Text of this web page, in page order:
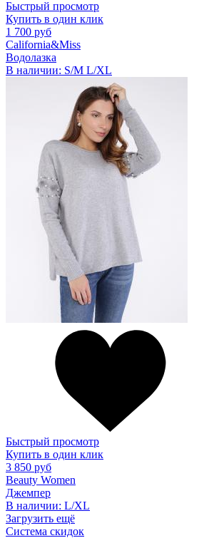
Быстрый просмотр
Купить в один клик
1 700 руб
California&Miss
Водолазка
В наличии: S/M L/XL
Быстрый просмотр
Купить в один клик
3 850 руб
Beauty Women
Джемпер
В наличии: L/XL
Загрузить ещё
Система скидок